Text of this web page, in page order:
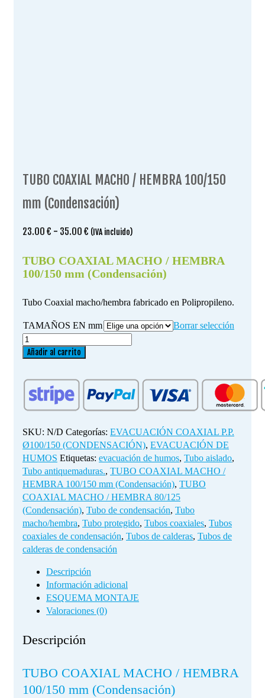
TUBO COAXIAL MACHO / HEMBRA 100/150
mm (Condensación)
23.00 € - 35.00 € Rango
precios:
desde
23.00 €
35.00 €
(IVA incluido)
TUBO COAXIAL MACHO / HEMBRA
100/150 mm (Condensación)
Tubo Coaxial macho/hembra fabricado en Polipropileno.
TAMAÑOS EN mm
Borrar selección
TUBO
COAXIAL
HEMBRA
100/150
(Condensación)
cantidad
Añadir al carrito
SKU: N/D Categorías: EVACUACIÓN COAXIAL P.P.
Ø100/150 (CONDENSACIÓN), EVACUACIÓN DE
HUMOS Etiquetas: evacuación de humos, Tubo aislado,
Tubo antiquemaduras., TUBO COAXIAL MACHO /
HEMBRA 100/150 mm (Condensación), TUBO
COAXIAL MACHO / HEMBRA 80/125
(Condensación), Tubo de condensación, Tubo
macho/hembra, Tubo protegido, Tubos coaxiales, Tubos
coaxiales de condensación, Tubos de calderas, Tubos de
calderas de condensación
Descripción
Información adicional
ESQUEMA MONTAJE
Valoraciones (0)
Descripción
TUBO COAXIAL MACHO / HEMBRA
100/150 mm (Condensación)